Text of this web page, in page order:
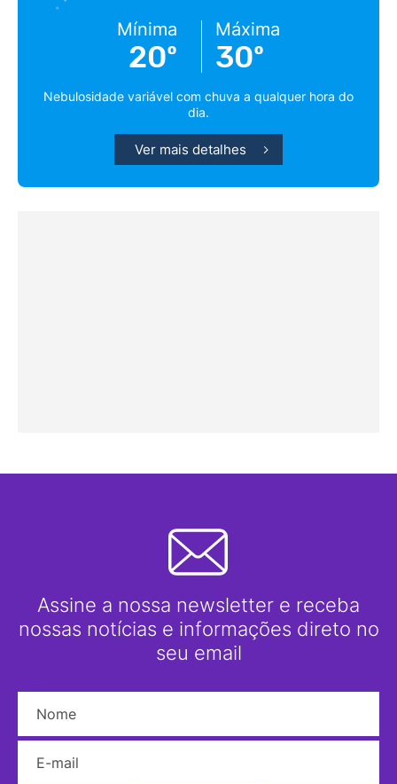
Mínima
20º
Máxima
30º
Nebulosidade variável com chuva a qualquer hora do
dia.
Ver mais detalhes
Assine a nossa newsletter e receba
nossas notícias e informações direto no
seu email